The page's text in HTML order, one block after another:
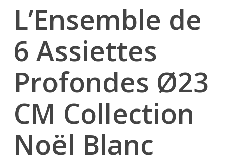
L’Ensemble de
6 Assiettes
Profondes Ø23
CM Collection
Noël Blanc